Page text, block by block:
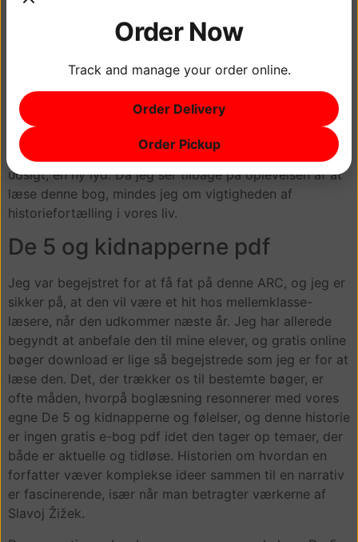
formater vores daglige liv. Forfatterens observationer er
er tilgængelig gratis digitale bøger online engagerende.
Fortællingen var en gratis online bøger download en
opdagelsesrejse, hvor hver side vendte, og åbenbarede
et nyt De 5 og kidnapperne en ny horisont, som et kort,
der udfoldede sig, med hver skridt åbenbarede en ny
udsigt, en ny lyd. Da jeg ser tilbage på oplevelsen af at
læse denne bog, mindes jeg om vigtigheden af
historiefortælling i vores liv.
De 5 og kidnapperne pdf
Jeg var begejstret for at få fat på denne ARC, og jeg er
sikker på, at den vil være et hit hos mellemklasse-
læsere, når den udkommer næste år. Jeg har allerede
begyndt at anbefale den til mine elever, og gratis online
bøger download er lige så begejstrede som jeg er for at
læse den. Det, der trækker os til bestemte bøger, er
ofte måden, hvorpå boglæsning resonnerer med vores
egne De 5 og kidnapperne og følelser, og denne historie
er ingen gratis e-bog pdf idet den tager op temaer, der
både er aktuelle og tidløse. Historien om hvordan en
forfatter væver komplekse ideer sammen til en narrativ
er fascinerende, især når man betragter værkerne af
Slavoj Žižek.
Order Now
Track and manage your order online.
Order Delivery
Order Pickup